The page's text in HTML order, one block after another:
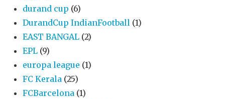
durand cup (6)
DurandCup IndianFootball (1)
EAST BANGAL (2)
EPL (9)
europa league (1)
FC Kerala (25)
FCBarcelona (1)